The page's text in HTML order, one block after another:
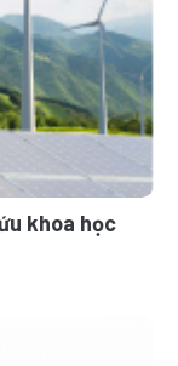
khoa học